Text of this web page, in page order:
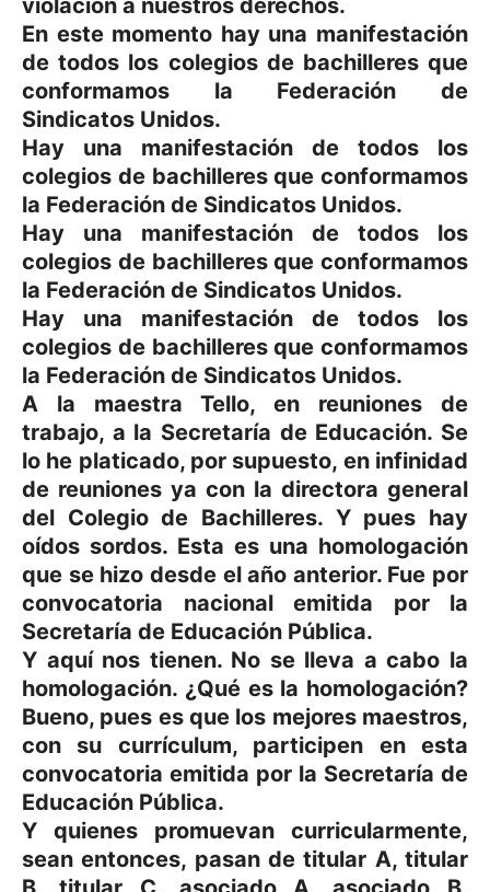
En este momento hay una manifestación
de todos los colegios de bachilleres que
conformamos la Federación de
Sindicatos Unidos.
Hay una manifestación de todos los
colegios de bachilleres que conformamos
la Federación de Sindicatos Unidos.
Hay una manifestación de todos los
colegios de bachilleres que conformamos
la Federación de Sindicatos Unidos.
Hay una manifestación de todos los
colegios de bachilleres que conformamos
la Federación de Sindicatos Unidos.
A la maestra Tello, en reuniones de
trabajo, a la Secretaría de Educación. Se
lo he platicado, por supuesto, en infinidad
de reuniones ya con la directora general
del Colegio de Bachilleres. Y pues hay
oídos sordos. Esta es una homologación
que se hizo desde el año anterior. Fue por
convocatoria nacional emitida por la
Secretaría de Educación Pública.
Y aquí nos tienen. No se lleva a cabo la
homologación. ¿Qué es la homologación?
Bueno, pues es que los mejores maestros,
con su currículum, participen en esta
convocatoria emitida por la Secretaría de
Educación Pública.
Y quienes promuevan curricularmente,
sean entonces, pasan de titular A, titular